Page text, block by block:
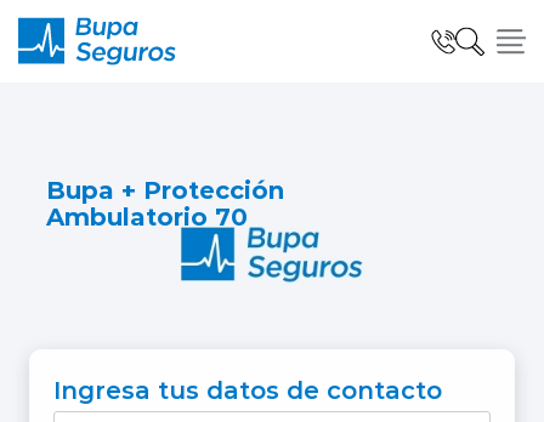
Seguros para Empresas
Ingresa tus datos de contacto
Bupa + Protección
Ambulatorio 70